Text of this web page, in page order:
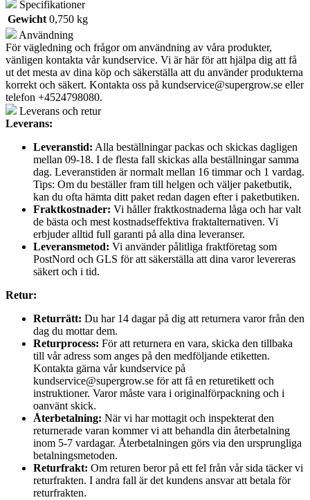
Specifikationer
Gewicht 0,750 kg
Användning
För vägledning och frågor om användning av våra produkter,
vänligen kontakta vår kundservice. Vi är här för att hjälpa dig att få
ut det mesta av dina köp och säkerställa att du använder produkterna
korrekt och säkert. Kontakta oss på kundservice@supergrow.se eller
telefon +4524798080.
Leverans och retur
Leverans:
Leveranstid: Alla beställningar packas och skickas dagligen
mellan 09-18. I de flesta fall skickas alla beställningar samma
dag. Leveranstiden är normalt mellan 16 timmar och 1 vardag.
Tips: Om du beställer fram till helgen och väljer paketbutik,
kan du ofta hämta ditt paket redan dagen efter i paketbutiken.
Fraktkostnader: Vi håller fraktkostnaderna låga och har valt
de bästa och mest kostnadseffektiva fraktalternativen. Vi
erbjuder alltid full garanti på alla dina leveranser.
Leveransmetod: Vi använder pålitliga fraktföretag som
PostNord och GLS för att säkerställa att dina varor levereras
säkert och i tid.
Retur:
Returrätt: Du har 14 dagar på dig att returnera varor från den
dag du mottar dem.
Returprocess: För att returnera en vara, skicka den tillbaka
till vår adress som anges på den medföljande etiketten.
Kontakta gärna vår kundservice på
kundservice@supergrow.se för att få en returetikett och
instruktioner. Varor måste vara i originalförpackning och i
oanvänt skick.
Återbetalning: När vi har mottagit och inspekterat den
returnerade varan kommer vi att behandla din återbetalning
inom 5-7 vardagar. Återbetalningen görs via den ursprungliga
betalningsmetoden.
Returfrakt: Om returen beror på ett fel från vår sida täcker vi
returfrakten. I andra fall är det kundens ansvar att betala för
returfrakten.